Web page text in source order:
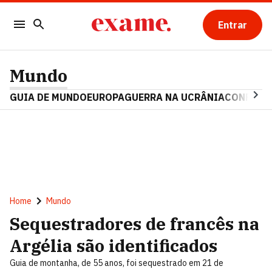
Entrar
Mundo
GUIA DE MUNDOEUROPAGUERRA NA UCRÂNIA
Home Mundo
Sequestradores de francês na
Argélia são identificados
Guia de montanha, de 55 anos, foi sequestrado em 21 de